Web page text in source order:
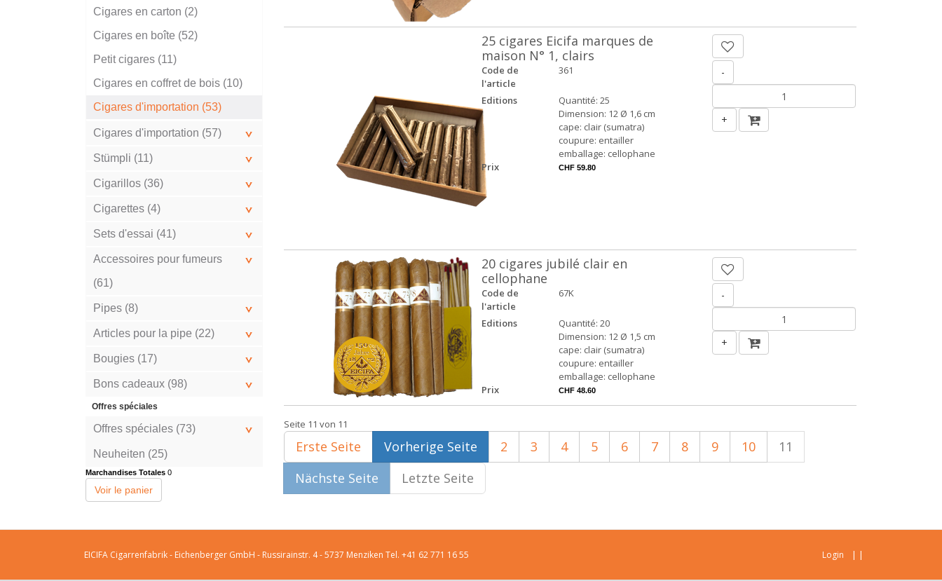
Cigares en carton (2)
Cigares en boîte (52)
Petit cigares (11)
Cigares en coffret de bois (10)
Cigares d'importation (53)
Cigares d'importation (57)
Stümpli (11)
Cigarillos (36)
Cigarettes (4)
Sets d'essai (41)
Accessoires pour fumeurs
(61)
Pipes (8)
Articles pour la pipe (22)
Bougies (17)
Bons cadeaux (98)
Offres spéciales
Offres spéciales (73)
Neuheiten (25)
Marchandises Totales 0
Voir le panier
25 cigares Eicifa marques de
maison N° 1, clairs
Code de
l'article
361
Editions
Quantité: 25
Dimension: 12 Ø 1,6 cm
cape: clair (sumatra)
coupure: entailler
emballage: cellophane
Prix
CHF 59.80
-
+
20 cigares jubilé clair en
cellophane
Code de
l'article
67K
Editions
Quantité: 20
Dimension: 12 Ø 1,5 cm
cape: clair (sumatra)
coupure: entailler
emballage: cellophane
Prix
CHF 48.60
-
+
Seite 11 von 11
Erste Seite Vorherige Seite 2 3 4 5 6 7 8 9 10
11
Nächste Seite
Letzte Seite
EICIFA Cigarrenfabrik - Eichenberger GmbH - Russirainstr. 4 - 5737 Menziken Tel. +41 62 771 16 55 Login | |